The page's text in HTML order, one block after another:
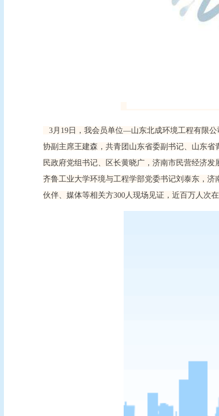
3月19日 ，我会员单位—山东北成环境工程有限公
协副主席王建森，共青团山东省委副书记、山东
民政府党组书记、区长黄晓广，济南市民营经济
齐鲁工业大学环境与工程学部党委书记刘泰东，
伙伴、媒体等相关方300人 现场见证，近百万人次